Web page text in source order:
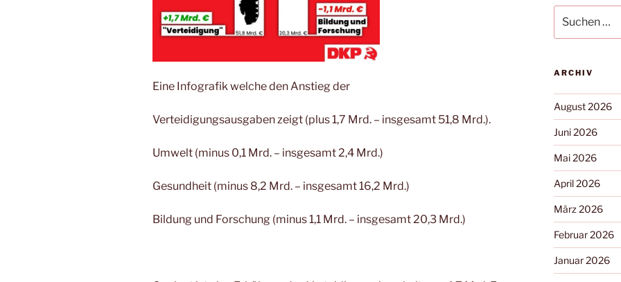
Eine Infografik welche den Anstieg der
Verteidigungsausgaben zeigt (plus 1,7 Mrd. – insgesamt 51,8 Mrd.).
Umwelt (minus 0,1 Mrd. – insgesamt 2,4 Mrd.)
Gesundheit (minus 8,2 Mrd. – insgesamt 16,2 Mrd.)
Bildung und Forschung (minus 1,1 Mrd. – insgesamt 20,3 Mrd.)
ARCHIV
August 2026
Juni 2026
Mai 2026
April 2026
März 2026
Februar 2026
Januar 2026